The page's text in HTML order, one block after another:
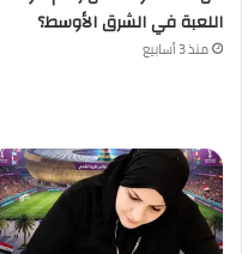
اللعبة في الشرق الأوسط؟
منذ 3 أسابيع